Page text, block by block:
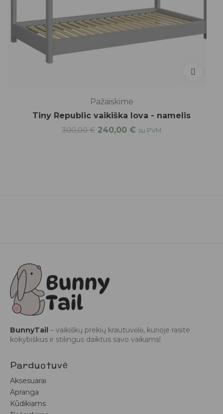
Pažaiskime
Tiny Republic vaikiška lova - namelis
300,00€ 240,00 € su PVM
BunnyTail – vaikiškų prekių krautuvėlė, kurioje rasite
kokybiškus ir stilingus daiktus savo vaikams!
Parduotuvė
Aksesuarai
Apranga
Kūdikiams